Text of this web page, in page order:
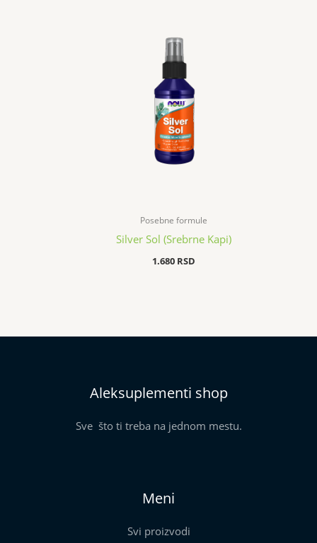
Posebne formule
Silver Sol (Srebrne Kapi)
1.680 RSD
Aleksuplementi shop
Sve što ti treba na jednom mestu.
Meni
Svi proizvodi